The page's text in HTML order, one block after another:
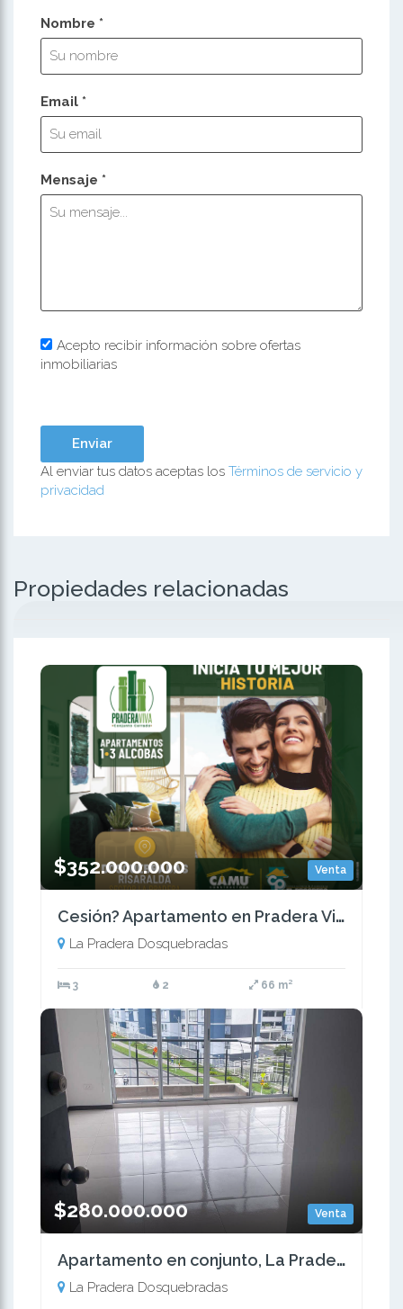
Nombre *
Email *
Mensaje *
Acepto recibir información sobre ofertas
inmobiliarias
Al enviar tus datos aceptas los Términos de servicio y
privacidad
Propiedades relacionadas
Venta
$352.000.000
Cesión? Apartamento en Pradera Viva, Dosquebradas
La Pradera Dosquebradas
3 2 66 m²
Venta
$280.000.000
Apartamento en conjunto, La Pradera, Dosquebradas
La Pradera Dosquebradas